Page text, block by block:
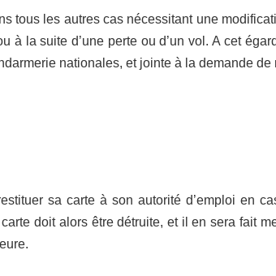
tous les autres cas nécessitant une
à la suite d’une perte ou d’un vol. A cet
nationales, et jointe à la demande de
sa carte à son autorité d’emploi en
doit alors être détruite, et il en sera fait